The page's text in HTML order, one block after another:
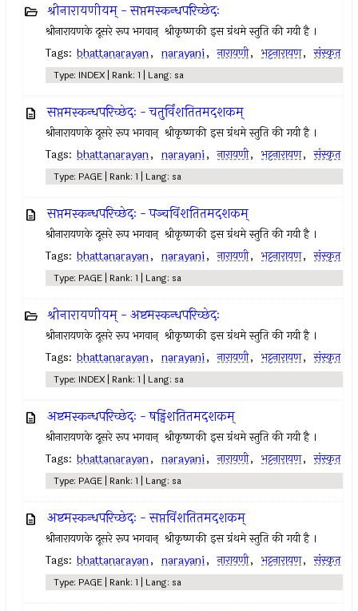
श्रीनारायणीयम् - सप्तमस्कन्धपरिच्छेदः
श्रीनारायणके दूसरे रूप भगवान् ‍ श्रीकृष्णकी इस ग्रंथमे स्तुति की गयी है ।
Tags: bhattanarayan, narayani, नारायणी, भट्टनारायण, संस्कृत
Type: INDEX | Rank: 1 | Lang: sa
सप्तमस्कन्धपरिच्छेदः - चतुर्विंशतितमदशकम्
श्रीनारायणके दूसरे रूप भगवान् ‍ श्रीकृष्णकी इस ग्रंथमे स्तुति की गयी है ।
Tags: bhattanarayan, narayani, नारायणी, भट्टनारायण, संस्कृत
Type: PAGE | Rank: 1 | Lang: sa
सप्तमस्कन्धपरिच्छेदः - पञ्चविंशतितमदशकम्
श्रीनारायणके दूसरे रूप भगवान् ‍ श्रीकृष्णकी इस ग्रंथमे स्तुति की गयी है ।
Tags: bhattanarayan, narayani, नारायणी, भट्टनारायण, संस्कृत
Type: PAGE | Rank: 1 | Lang: sa
श्रीनारायणीयम् - अष्टमस्कन्धपरिच्छेदः
श्रीनारायणके दूसरे रूप भगवान् ‍ श्रीकृष्णकी इस ग्रंथमे स्तुति की गयी है ।
Tags: bhattanarayan, narayani, नारायणी, भट्टनारायण, संस्कृत
Type: INDEX | Rank: 1 | Lang: sa
अष्टमस्कन्धपरिच्छेदः - षड्विंशतितमदशकम्
श्रीनारायणके दूसरे रूप भगवान् ‍ श्रीकृष्णकी इस ग्रंथमे स्तुति की गयी है ।
Tags: bhattanarayan, narayani, नारायणी, भट्टनारायण, संस्कृत
Type: PAGE | Rank: 1 | Lang: sa
अष्टमस्कन्धपरिच्छेदः - सप्तविंशतितमदशकम्
श्रीनारायणके दूसरे रूप भगवान् ‍ श्रीकृष्णकी इस ग्रंथमे स्तुति की गयी है ।
Tags: bhattanarayan, narayani, नारायणी, भट्टनारायण, संस्कृत
Type: PAGE | Rank: 1 | Lang: sa